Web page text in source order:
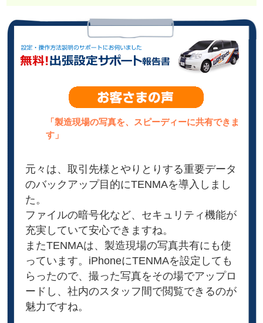
「製造現場の写真を、スピーディーに共有できま
す」
元々は、取引先様とやりとりする重要データ
のバックアップ目的にTENMAを導入しまし
た。
ファイルの暗号化など、セキュリティ機能が
充実していて安心できますね。
またTENMAは、製造現場の写真共有にも使
っています。iPhoneにTENMAを設定しても
らったので、撮った写真をその場でアップロ
ードし、社内のスタッフ間で閲覧できるのが
魅力ですね。